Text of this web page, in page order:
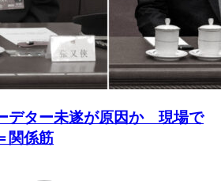
デター未遂が原因か 現場で
関係筋